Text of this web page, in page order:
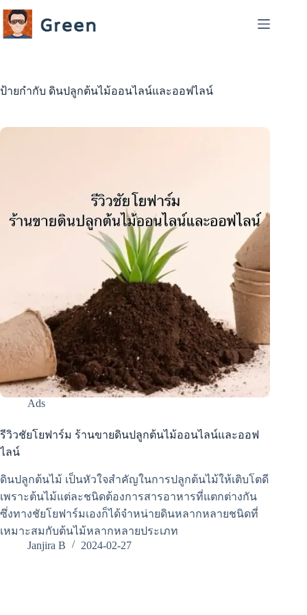
to
content
ป้ายกำกับ ดินปลูกต้นไม้ออนไลน์และออฟไลน์
Ads
รีวิวชัยโยฟาร์ม ร้านขายดินปลูกต้นไม้ออนไลน์และออฟ
ไลน์
ดินปลูกต้นไม้ เป็นหัวใจสำคัญในการปลูกต้นไม้ให้เติบโตดี
เพราะต้นไม้แต่ละชนิดต้องการสารอาหารที่แตกต่างกัน
ซึ่งทางชัยโยฟาร์มเองก็ได้จำหน่ายดินหลากหลายชนิดที่
เหมาะสมกับต้นไม้หลากหลายประเภท
Janjira B
2024-02-27